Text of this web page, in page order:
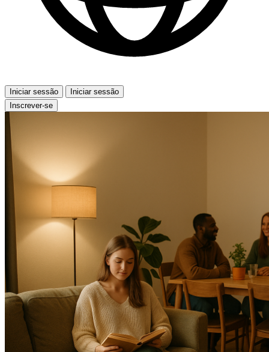
Iniciar sessão
Iniciar sessão
Inscrever-se